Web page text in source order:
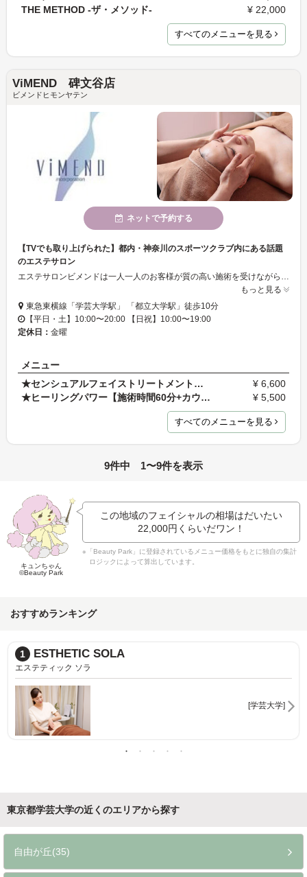
THE METHOD -ザ・メソッド-
¥ 22,000
すべてのメニューを見る
ViMEND 碑文谷店
ビメンドヒモンヤテン
ネットで予約する
【TVでも取り上げられた】都内・神奈川のスポーツクラブ内にある話題
のエステサロン
もっと見る
東急東横線「学芸大学駅」 「都立大学駅」徒歩10分
【平日・土】10:00〜20:00 【日祝】10:00〜19:00
定休日： 金曜
メニュー
★センシュアルフェイストリートメント【施術時間70分…
¥ 6,600
★ヒーリングパワー【施術時間60分+カウンセリング30…
¥ 5,500
すべてのメニューを見る
9件中 1〜9件を表示
キュンちゃん
©Beauty Park
この地域のフェイシャルの相場はだいたい
22,000円 くらいだワン！
※「Beauty Park」に登録されているメニュー価格をもとに独自の集計
ロジックによって算出しています。
おすすめランキング
2 BEAUTY GARDEN
ビューティガーデン
東京都学芸大学の近くのエリアから探す
自由が丘(35)